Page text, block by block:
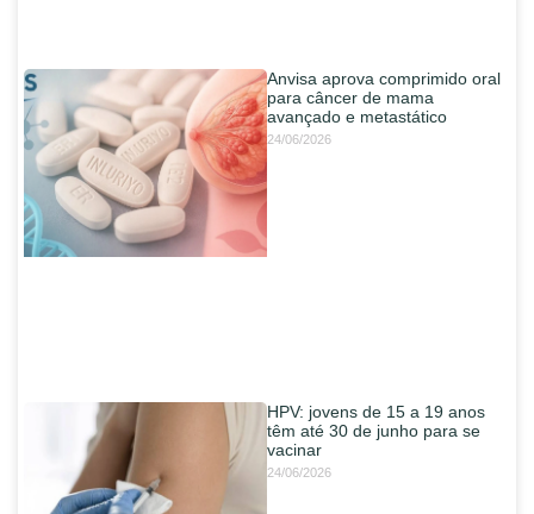
Anvisa aprova comprimido oral
para câncer de mama
avançado e metastático
24/06/2026
HPV: jovens de 15 a 19 anos
têm até 30 de junho para se
vacinar
24/06/2026